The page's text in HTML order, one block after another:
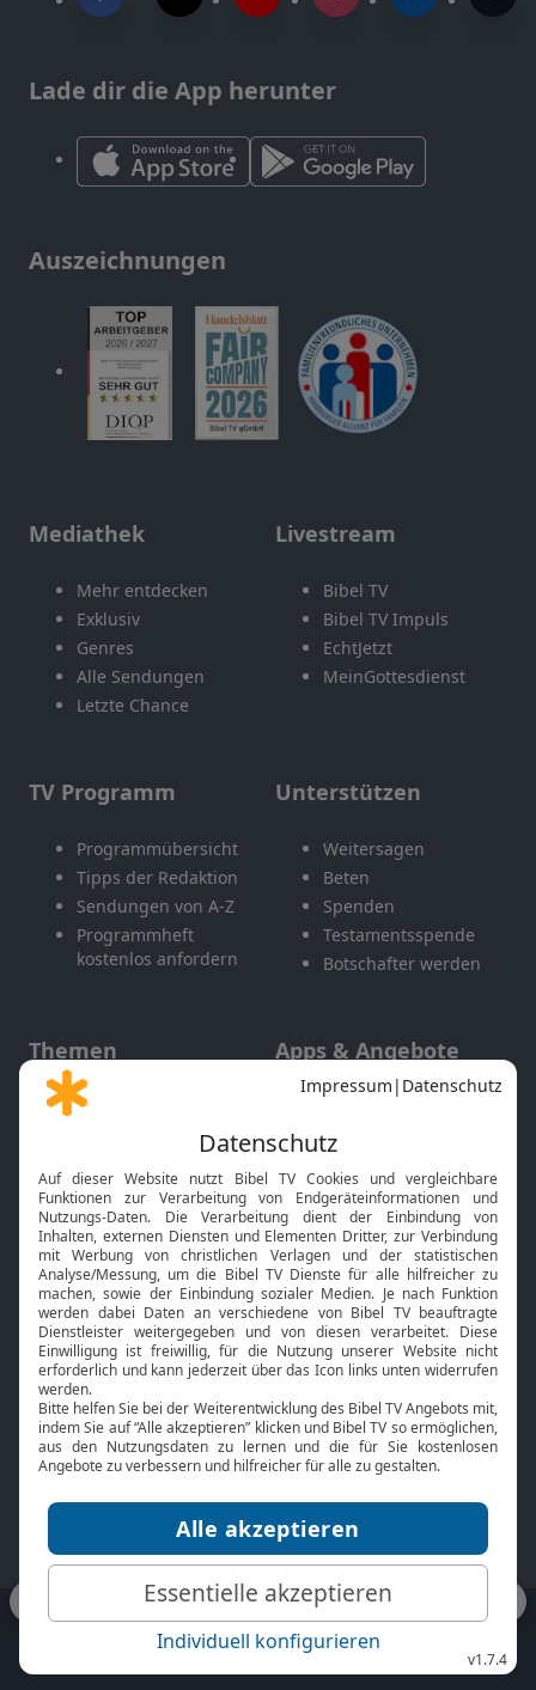
Lade dir die App herunter
Auszeichnungen
Mediathek
Mehr entdecken
Exklusiv
Genres
Alle Sendungen
Letzte Chance
Livestream
Bibel TV
Bibel TV Impuls
EchtJetzt
MeinGottesdienst
TV Programm
Programmübersicht
Tipps der Redaktion
Sendungen von A-Z
Programmheft
kostenlos anfordern
Unterstützen
Weitersagen
Beten
Spenden
Testamentsspende
Botschafter werden
Themen
Gott und Bibel erklärt
Neuigkeiten
Apps & Angebote
Mobile App
Smart TV
HbbTV
Bibelthek Online-Bibel
Nächster Gottesdienst
Bibel TV
Über uns
Jobs
Mediadaten
Service
Kontakt
TV-Empfang
bibeltv.de: Impressum
Datenschutz
Nutzungsbedingungen
Fakten Bibel TV App